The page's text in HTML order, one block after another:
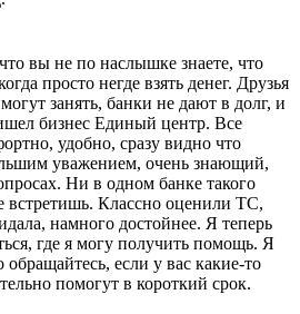
вы не по наслышке знаете, что
просто негде взять денег. Друзья
занять, банки не дают в долг, и
бизнес Единый центр. Все
удобно, сразу видно что
уважением, очень знающий,
Ни в одном банке такого
встретишь. Классно оценили ТС,
намного достойнее. Я теперь
где я могу получить помощь. Я
если у вас какие-то
помогут в короткий срок.